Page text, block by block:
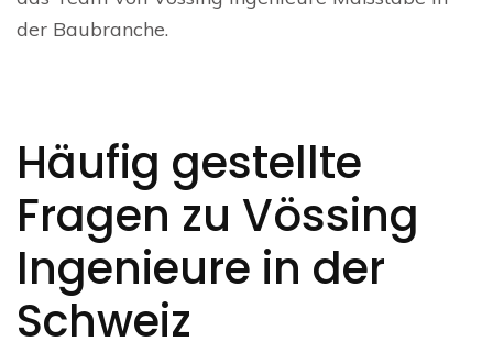
der Baubranche.
Häufig gestellte
Fragen zu Vössing
Ingenieure in der
Schweiz